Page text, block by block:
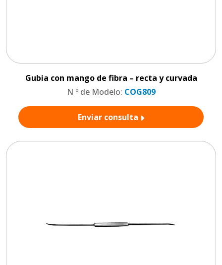
Gubia con mango de fibra – recta y curvada
N º de Modelo: COG809
Enviar consulta